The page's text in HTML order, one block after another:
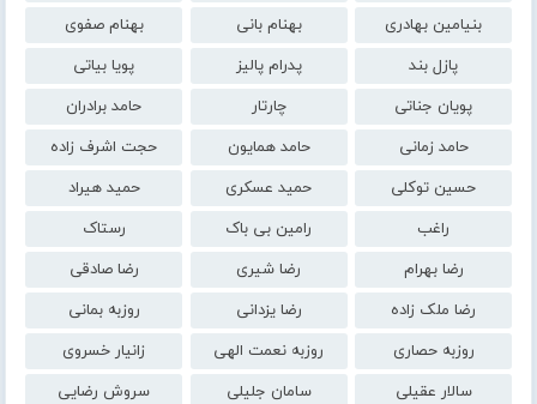
بنیامین بهادری
بهنام بانی
بهنام صفوی
پازل بند
پدرام پالیز
پویا بیاتی
پویان جناتی
چارتار
حامد برادران
حامد زمانی
حامد همایون
حجت اشرف زاده
حسین توکلی
حمید عسکری
حمید هیراد
راغب
رامین بی باک
رستاک
رضا بهرام
رضا شیری
رضا صادقی
رضا ملک زاده
رضا یزدانی
روزبه بمانی
روزبه حصاری
روزبه نعمت الهی
زانیار خسروی
سالار عقیلی
سامان جلیلی
سروش رضایی